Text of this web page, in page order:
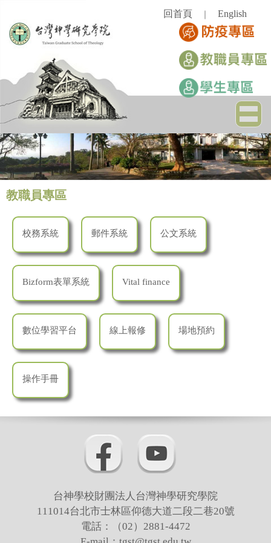
主
區
回首頁 English
教職員專區
校務系統 郵件系統 公文系統
Bizform表單系統 Vital finance
數位學習平台 線上報修 場地預約
操作手冊
台神學校財團法人台灣神學研究學院
111014台北市士林區仰德大道二段二巷20號
電話：（02）2881-4472